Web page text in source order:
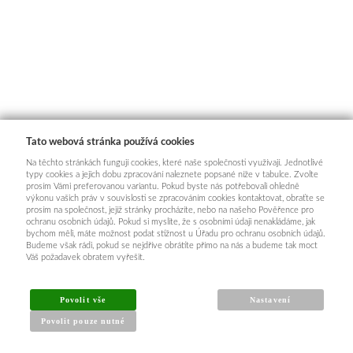
Tato webová stránka používá cookies
Na těchto stránkách fungují cookies, které naše společnosti využívají. Jednotlivé
typy cookies a jejich dobu zpracování naleznete popsané níže v tabulce. Zvolte
prosím Vámi preferovanou variantu. Pokud byste nás potřebovali ohledně
výkonu vašich práv v souvislosti se zpracováním cookies kontaktovat, obraťte se
prosím na společnost, jejíž stránky procházíte, nebo na našeho Pověřence pro
ochranu osobních údajů. Pokud si myslíte, že s osobními údaji nenakládáme, jak
bychom měli, máte možnost podat stížnost u Úřadu pro ochranu osobních údajů.
Budeme však rádi, pokud se nejdříve obrátíte přímo na nás a budeme tak moct
Váš požadavek obratem vyřešit.
Povolit vše
Povolit pouze nutné
Nastavení